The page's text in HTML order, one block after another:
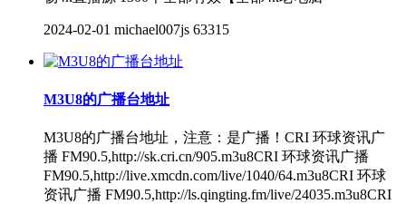
2024-02-01 michael007js 63315
M3U8的广播台地址
M3U8的广播台地址，注意：是广播！CRI 环球资讯广
播 FM90.5,http://sk.cri.cn/905.m3u8CRI 环球资讯广播
FM90.5,http://live.xmcdn.com/live/1040/64.m3u8CRI 环球
资讯广播 FM90.5,http://ls.qingting.fm/live/24035.m3u8CRI